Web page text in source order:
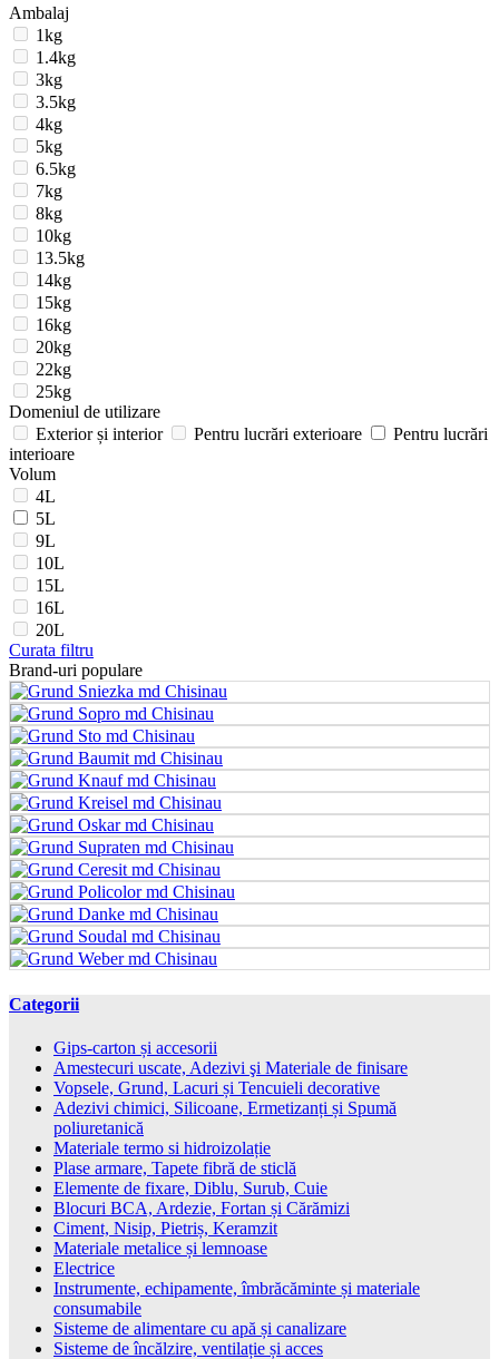
Ambalaj
1kg
1.4kg
3kg
3.5kg
4kg
5kg
6.5kg
7kg
8kg
10kg
13.5kg
14kg
15kg
16kg
20kg
22kg
25kg
Domeniul de utilizare
Exterior și interior
Pentru lucrări exterioare
Pentru lucrări
interioare
Volum
4L
5L
9L
10L
15L
16L
20L
Curata filtru
Brand-uri populare
Categorii
Gips-carton și accesorii
Amestecuri uscate, Adezivi şi Materiale de finisare
Vopsele, Grund, Lacuri și Tencuieli decorative
Adezivi chimici, Silicoane, Ermetizanți și Spumă
poliuretanică
Materiale termo si hidroizolație
Plase armare, Tapete fibră de sticlă
Elemente de fixare, Diblu, Surub, Cuie
Blocuri BCA, Ardezie, Fortan și Cărămizi
Ciment, Nisip, Pietriș, Keramzit
Materiale metalice și lemnoase
Electrice
Instrumente, echipamente, îmbrăcăminte și materiale
consumabile
Sisteme de alimentare cu apă și canalizare
Sisteme de încălzire, ventilație și acces